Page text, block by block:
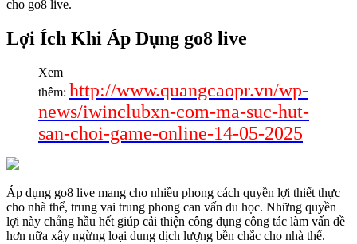
cho go8 live.
Lợi Ích Khi Áp Dụng go8 live
Xem
thêm: http://www.quangcaopr.vn/wp-
news/iwinclubxn-com-ma-suc-hut-
san-choi-game-online-14-05-2025
Áp dụng go8 live mang cho nhiều phong cách quyền lợi thiết thực
cho nhà thể, trung vai trung phong can vấn du học. Những quyền
lợi này chẳng hầu hết giúp cải thiện công dụng công tác làm vấn đề
hơn nữa xây ngừng loại dung dịch lượng bền chắc cho nhà thể.